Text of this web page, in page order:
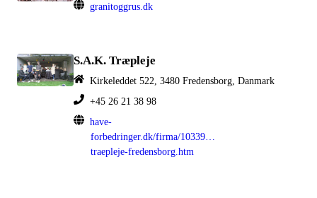
granitoggrus.dk
S.A.K. Træpleje
Kirkeleddet 522, 3480 Fredensborg, Danmark
+45 26 21 38 98
have-
forbedringer.dk/firma/103399/sak-
traepleje-fredensborg.htm